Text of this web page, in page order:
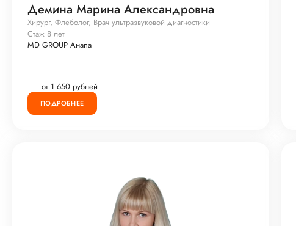
Демина Марина Александровна
Хирург, Флеболог, Врач ультразвуковой диагностики
Стаж 8 лет
MD GROUP Анапа
от 1 650 рублей
ПОДРОБНЕЕ